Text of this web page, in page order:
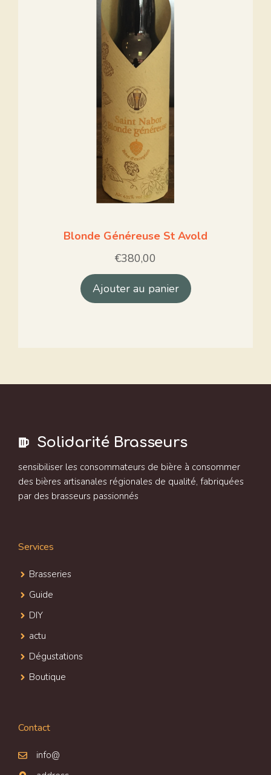
Blonde Généreuse St Avold
€380,00
Ajouter au panier
Solidarité Brasseurs
sensibiliser les consommateurs de bière à consommer
des bières artisanales régionales de qualité, fabriquées
par des brasseurs passionnés
Services
Brasseries
Guide
DIY
actu
Dégustations
Boutique
Contact
info@